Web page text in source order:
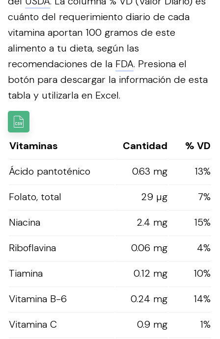
cuánto del requerimiento diario de cada
vitamina aportan 100 gramos de este
alimento a tu dieta, según las
recomendaciones de la FDA. Presiona el
botón para descargar la información de esta
tabla y utilizarla en Excel.
Vitaminas Cantidad
% VD
Ácido pantoténico
0.63 mg
13%
Folato, total
29 µg
7%
Niacina
2.4 mg
15%
Riboflavina
0.06 mg
4%
Tiamina
0.12 mg
10%
Vitamina B-6
0.24 mg
14%
Vitamina C
0.9 mg
1%